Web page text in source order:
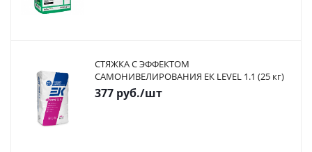
СТЯЖКА С ЭФФЕКТОМ
САМОНИВЕЛИРОВАНИЯ ЕК LEVEL 1.1 (25 кг)
377 руб./шт